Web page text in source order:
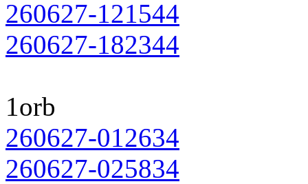
260627-121544
260627-182344
1orb
260627-012634
260627-025834